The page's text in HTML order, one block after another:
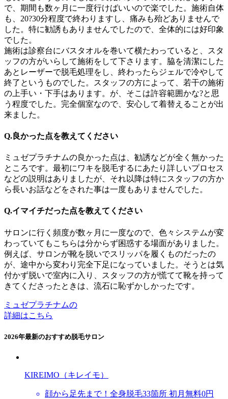
で、期間も数ヶ月に一度行けばいいので楽でした。施術自体
も、20?30分程度で終わりますし、痛みも殆どありませんで
した。特に勧誘もありませんでしたので、全体的には好印象
でした。
施術は診察台にバスタオルを巻いて横たわっていると、スタ
ッフの方がいらして施術をして下さります。脇を清潔にした
あとレーザーで脱毛処理をし、終わったらジェルで冷やして
終了というものでした。スタッフの方によって、若干の施術
の上手い・下手はあります。が、そこは許容範囲かな?と思
う程度でした。完全個室なので、安心して着替えることが出
来ました。
Q.良かった点を教えてください
ミュゼプラチナムの良かった点は、勧誘などが全く無かった
ところです。最初にワキを脱毛するにあたり詳しいプロセス
などの説明はありましたが、それ以降は特にスタッフの方か
ら長いお話などをされた事は一度もありませんでした。
Q.イマイチだった点を教えてください
サロンに行く頻度が数ヶ月に一度なので、色々システムが変
わっていてもこちらは分からず困惑する場面がありました。
例えば、サロンが靴を脱いでスリッパを履くものだったの
が、途中から変わり完全下足になっていました。そうとは気
付かず脱いで室内に入り、スタッフの方が慌てて靴を持って
きてくださったときは、流石に恥ずかしかったです。
ミュゼプラチナムの
詳細はこちら
2026年最新のおすすめ脱毛サロン
KIREIMO（キレイモ）
顔から足先まで！全身脱毛33箇所 初月無料0円